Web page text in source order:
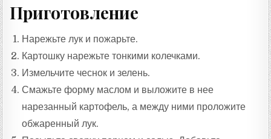
Приготовление
Нарежьте лук и пожарьте.
Картошку нарежьте тонкими колечками.
Измельчите чеснок и зелень.
Смажьте форму маслом и выложите в нее
нарезанный картофель, а между ними проложите
обжаренный лук.